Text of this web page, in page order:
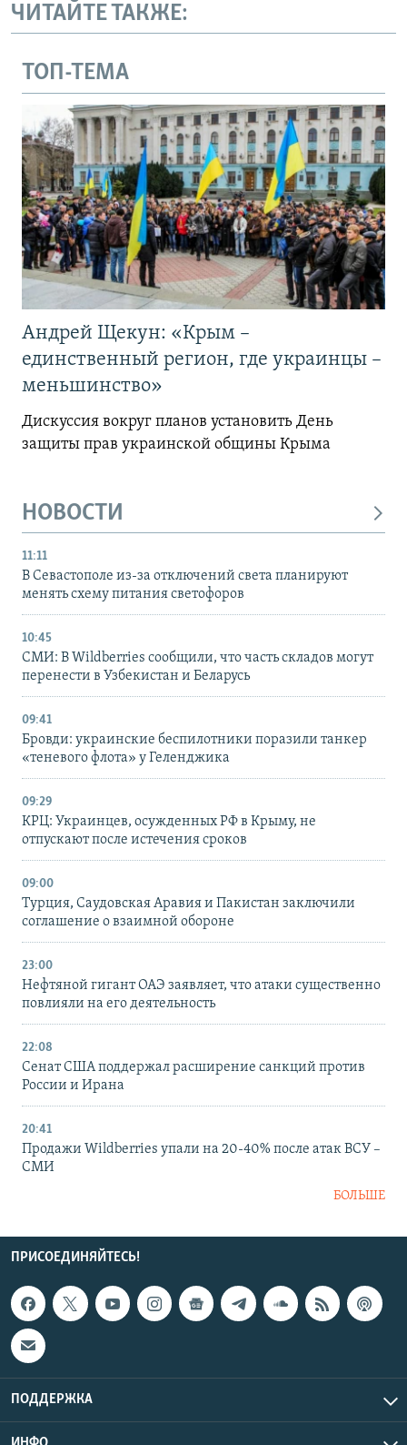
ЧИТАЙТЕ ТАКЖЕ:
ТОП-ТЕМА
Андрей Щекун: «Крым –
единственный регион, где украинцы –
меньшинство»
Дискуссия вокруг планов установить День
защиты прав украинской общины Крыма
НОВОСТИ
11:11
В Севастополе из-за отключений света планируют
менять схему питания светофоров
10:45
СМИ: В Wildberries сообщили, что часть складов могут
перенести в Узбекистан и Беларусь
09:41
Бровди: украинские беспилотники поразили танкер
«теневого флота» у Геленджика
09:29
КРЦ: Украинцев, осужденных РФ в Крыму, не
отпускают после истечения сроков
09:00
Турция, Саудовская Аравия и Пакистан заключили
соглашение о взаимной обороне
23:00
Нефтяной гигант ОАЭ заявляет, что атаки существенно
повлияли на его деятельность
22:08
Сенат США поддержал расширение санкций против
России и Ирана
20:41
Продажи Wildberries упали на 20-40% после атак ВСУ –
СМИ
БОЛЬШЕ
ПРИСОЕДИНЯЙТЕСЬ!
ПОДДЕРЖКА